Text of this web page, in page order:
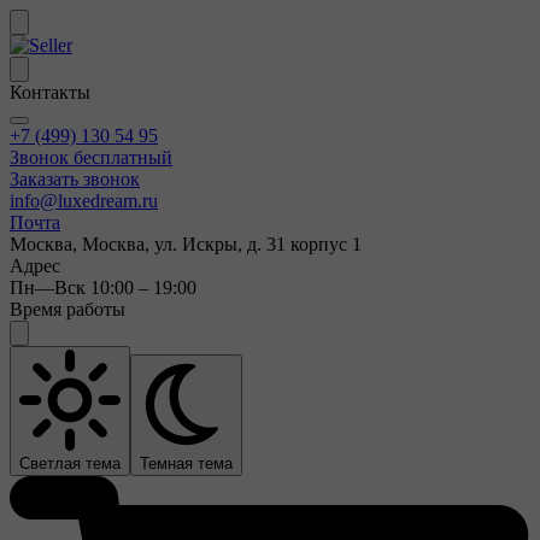
Контакты
+7 (499) 130 54 95
Звонок бесплатный
Заказать звонок
info@luxedream.ru
Почта
Москва, Москва, ул. Искры, д. 31 корпус 1
Адрес
Пн—Вск 10:00 – 19:00
Время работы
Светлая тема Темная тема